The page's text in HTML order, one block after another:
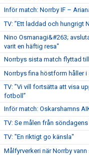
Inför match: Norrby IF –
TV: ”Ett laddad och hungrigt
Nino Osmanagi&#263;
varit en häftig resa"
Norrbys sista match flyttad
Norrbys fina höstform håller
TV: ”Vi vill fortsätta att visa
fotboll”
Inför match: Oskarshamns
TV: Se målen från
TV: "En riktigt go känsla"
Målfyrverkeri när Norrby